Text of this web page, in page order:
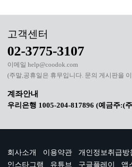
02-3775-3107
이메일 help@coodok.com
(주말,공휴일은 휴무입니다. 문의 게시판을
우리은행 1005-204-817896 (예금주:(
회사소개 이용약관 개인정보취급방
인스타그램
유튜브 구글플레이 앱